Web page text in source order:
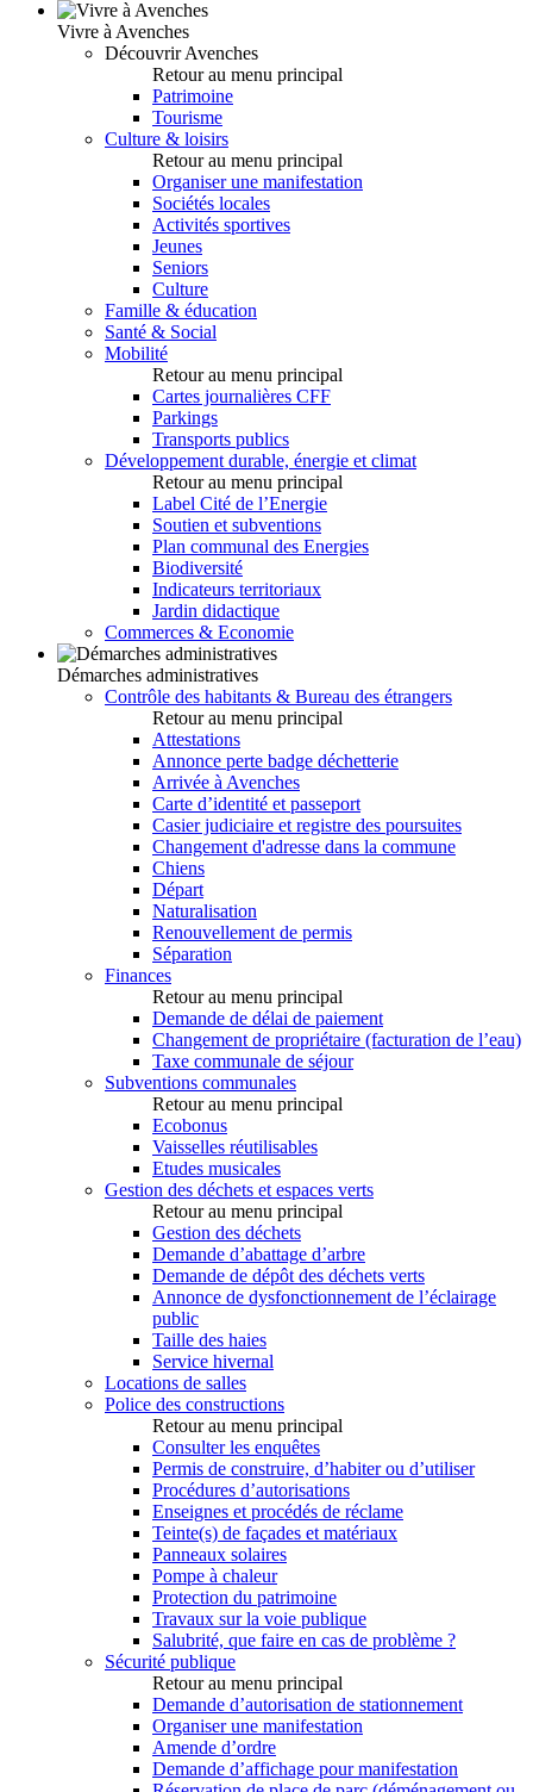
Vivre à Avenches
Découvrir Avenches
Retour au menu principal
Patrimoine
Tourisme
Culture & loisirs
Retour au menu principal
Organiser une manifestation
Sociétés locales
Activités sportives
Jeunes
Seniors
Culture
Famille & éducation
Santé & Social
Mobilité
Retour au menu principal
Cartes journalières CFF
Parkings
Transports publics
Développement durable, énergie et climat
Retour au menu principal
Label Cité de l’Energie
Soutien et subventions
Plan communal des Energies
Biodiversité
Indicateurs territoriaux
Jardin didactique
Commerces & Economie
Démarches administratives
Contrôle des habitants & Bureau des étrangers
Retour au menu principal
Attestations
Annonce perte badge déchetterie
Arrivée à Avenches
Carte d’identité et passeport
Casier judiciaire et registre des poursuites
Changement d'adresse dans la commune
Chiens
Départ
Naturalisation
Renouvellement de permis
Séparation
Finances
Retour au menu principal
Demande de délai de paiement
Changement de propriétaire (facturation de l’eau)
Taxe communale de séjour
Subventions communales
Retour au menu principal
Ecobonus
Vaisselles réutilisables
Etudes musicales
Gestion des déchets et espaces verts
Retour au menu principal
Gestion des déchets
Demande d’abattage d’arbre
Demande de dépôt des déchets verts
Annonce de dysfonctionnement de l’éclairage
public
Taille des haies
Service hivernal
Locations de salles
Police des constructions
Retour au menu principal
Consulter les enquêtes
Permis de construire, d’habiter ou d’utiliser
Procédures d’autorisations
Enseignes et procédés de réclame
Teinte(s) de façades et matériaux
Panneaux solaires
Pompe à chaleur
Protection du patrimoine
Travaux sur la voie publique
Salubrité, que faire en cas de problème ?
Sécurité publique
Retour au menu principal
Demande d’autorisation de stationnement
Organiser une manifestation
Amende d’ordre
Demande d’affichage pour manifestation